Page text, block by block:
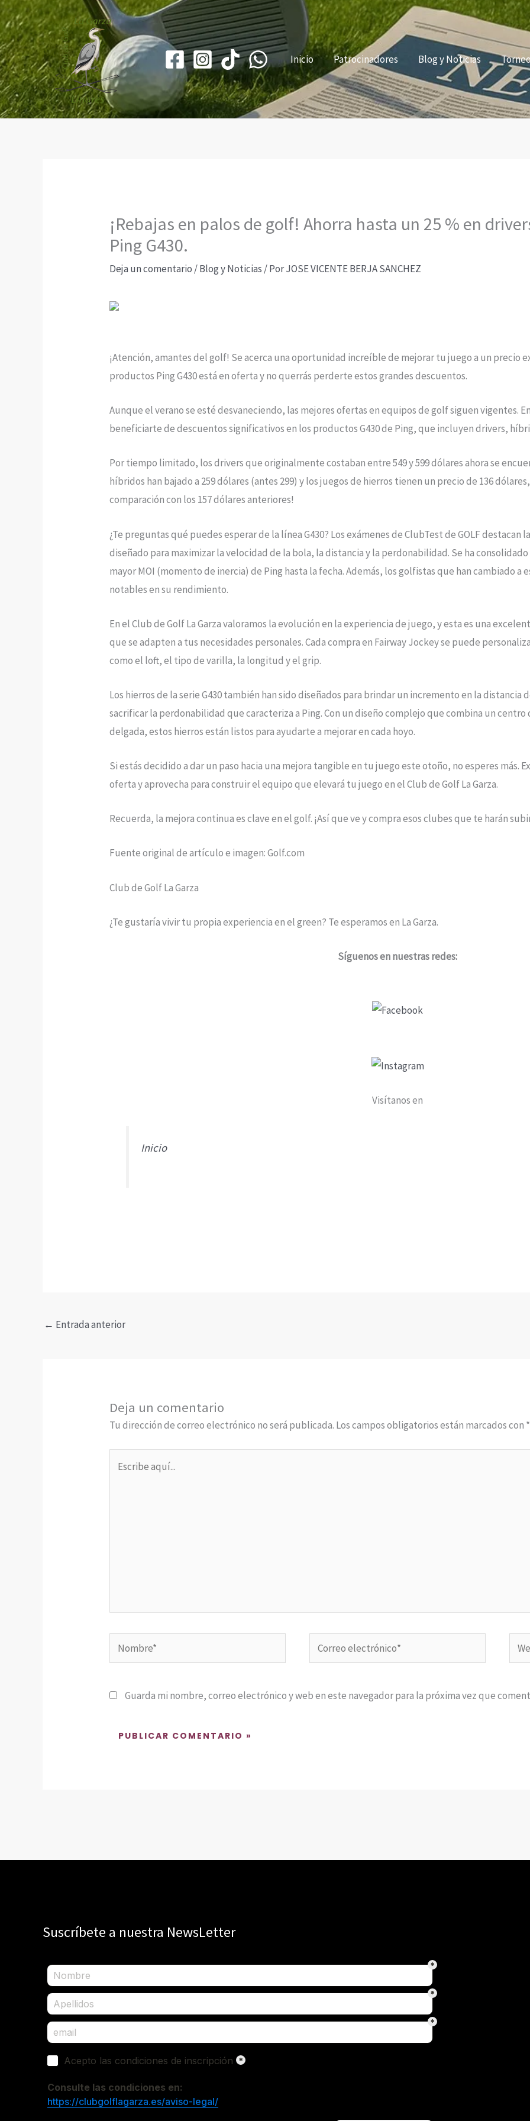
Ir
al
contenido
Inicio
Patrocinadores Blog y Noticias
¡Rebajas en palos de golf! Ahorra hasta un 25 % en
Ping G430.
Deja un comentario /Blog y Noticias / PorJOSE VICENTE BERJA SANCHEZ
¡Atención, amantes del golf! Se acerca una oportunidad increíble de mejorar tu juego a un precio
productos Ping G430 está en oferta y no querrás perderte estos grandes descuentos.
Aunque el verano se esté desvaneciendo, las mejores ofertas en equipos de golf siguen vigentes.
beneficiarte de descuentos significativos en los productos G430 de Ping, que incluyen drivers,
Por tiempo limitado, los drivers que originalmente costaban entre 549 y 599 dólares ahora se
híbridos han bajado a 259 dólares (antes 299) y los juegos de hierros tienen un precio de 136
comparación con los 157 dólares anteriores!
¿Te preguntas qué puedes esperar de la línea G430? Los exámenes de ClubTest de GOLF
diseñado para maximizar la velocidad de la bola, la distancia y la perdonabilidad. Se ha
mayor MOI (momento de inercia) de Ping hasta la fecha. Además, los golfistas que han cambiado
notables en su rendimiento.
En el Club de Golf La Garza valoramos la evolución en la experiencia de juego, y esta es una
que se adapten a tus necesidades personales. Cada compra en Fairway Jockey se puede
como el loft, el tipo de varilla, la longitud y el grip.
Los hierros de la serie G430 también han sido diseñados para brindar un incremento en la distancia
sacrificar la perdonabilidad que caracteriza a Ping. Con un diseño complejo que combina un centro
delgada, estos hierros están listos para ayudarte a mejorar en cada hoyo.
Si estás decidido a dar un paso hacia una mejora tangible en tu juego este otoño, no esperes más.
oferta y aprovecha para construir el equipo que elevará tu juego en el Club de Golf La Garza.
Recuerda, la mejora continua es clave en el golf. ¡Así que ve y compra esos clubes que te harán
Fuente original de artículo e imagen: Golf.com
Club de Golf La Garza
¿Te gustaría vivir tu propia experiencia en el green? Te esperamos en La Garza.
Síguenos en nuestras redes:
Visítanos en
Inicio
← Entrada anterior
Deja un comentario
Tu dirección de correo electrónico no será publicada. Los campos obligatorios están marcados con *
Nombre*
Correo
electrónico*
Web
Guarda mi nombre, correo electrónico y web en este navegador para la próxima vez que
Suscríbete a nuestra NewsLetter